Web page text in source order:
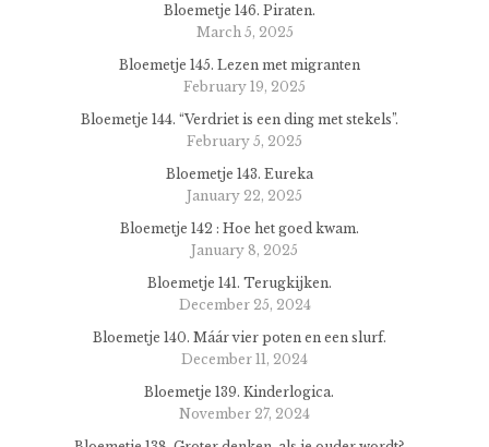
Bloemetje 146. Piraten.
March 5, 2025
Bloemetje 145. Lezen met migranten
February 19, 2025
Bloemetje 144. “Verdriet is een ding met stekels”.
February 5, 2025
Bloemetje 143. Eureka
January 22, 2025
Bloemetje 142 : Hoe het goed kwam.
January 8, 2025
Bloemetje 141. Terugkijken.
December 25, 2024
Bloemetje 140. Máár vier poten en een slurf.
December 11, 2024
Bloemetje 139. Kinderlogica.
November 27, 2024